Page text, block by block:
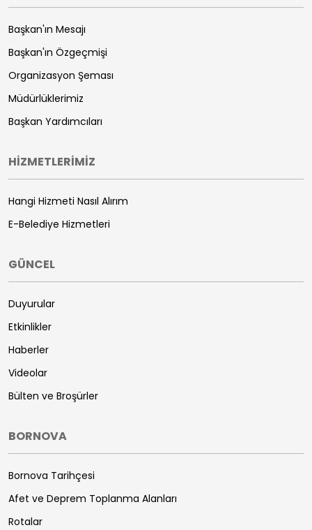
Başkan'ın Mesajı
Başkan'ın Özgeçmişi
Organizasyon Şeması
Müdürlüklerimiz
Başkan Yardımcıları
HİZMETLERİMİZ
Hangi Hizmeti Nasıl Alırım
E-Belediye Hizmetleri
GÜNCEL
Duyurular
Etkinlikler
Haberler
Videolar
Bülten ve Broşürler
BORNOVA
Bornova Tarihçesi
Afet ve Deprem Toplanma Alanları
Rotalar